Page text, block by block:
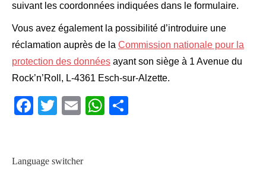
suivant les coordonnées indiquées dans le formulaire.
Vous avez également la possibilité d’introduire une
réclamation auprès de la Commission nationale pour la
protection des données ayant son siège à 1 Avenue du
Rock’n’Roll, L-4361 Esch-sur-Alzette.
Facebook
Twitter
EmailWhatsApp
Language switcher